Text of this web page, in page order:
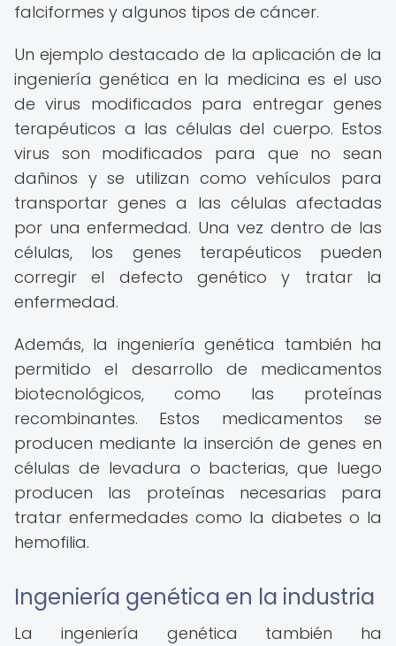
falciformes y algunos tipos de cáncer.
Un ejemplo destacado de la aplicación de la
ingeniería genética en la medicina es el uso
de virus modificados para entregar genes
terapéuticos a las células del cuerpo. Estos
virus son modificados para que no sean
dañinos y se utilizan como vehículos para
transportar genes a las células afectadas
por una enfermedad. Una vez dentro de las
células, los genes terapéuticos pueden
corregir el defecto genético y tratar la
enfermedad.
Además, la ingeniería genética también ha
permitido el desarrollo de medicamentos
biotecnológicos, como las proteínas
recombinantes. Estos medicamentos se
producen mediante la inserción de genes en
células de levadura o bacterias, que luego
producen las proteínas necesarias para
tratar enfermedades como la diabetes o la
hemofilia.
Ingeniería genética en la industria
La ingeniería genética también ha